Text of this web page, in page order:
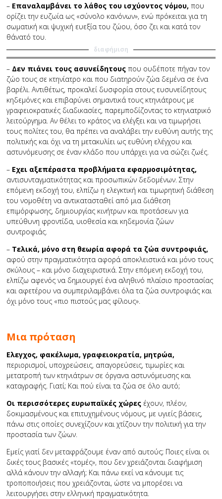
– Επαναλαμβάνει το λάθος του ισχύοντος νόμου, που
ορίζει την ευζωία ως «σύνολο κανόνων», ενώ πρόκειται για τη
σωματική και ψυχική ευεξία του ζώου, όσο ζει και κατά τον
θάνατό του.
διαφήμιση
– Δεν πιάνει τους ασυνείδητους που ουδέποτε πήγαν τον
ζώο τους σε κτηνίατρο και που διατηρούν ζώα δεμένα σε ένα
βαρέλι. Αντιθέτως, προκαλεί δυσφορία στους ευσυνείδητους
κηδεμόνες και επιβαρύνει σημαντικά τους κτηνιάτρους με
γραφειοκρατικές διαδικασίες, παρεμποδίζοντας το κτηνιατρικό
λειτούργημα. Αν θέλει το κράτος να ελέγξει και να τιμωρήσει
τους πολίτες του, θα πρέπει να αναλάβει την ευθύνη αυτής της
πολιτικής και όχι να τη μετακυλίει ως ευθύνη ελέγχου και
αστυνόμευσης σε έναν κλάδο που υπάρχει για να σώζει ζωές.
– Εχει αξεπέραστα προβλήματα εφαρμοσιμότητας,
αντισυνταγματικότητας και προσωπικών δεδομένων. Στην
επόμενη εκδοχή του, ελπίζω η ελεγκτική και τιμωρητική διάθεση
του νομοθέτη να αντικατασταθεί από μια διάθεση
επιμόρφωσης, δημιουργίας κινήτρων και προτάσεων για
υπεύθυνη φροντίδα, υιοθεσία και κηδεμονία ζώων
συντροφιάς.
– Τελικά, μόνο στη θεωρία αφορά τα ζώα συντροφιάς,
αφού στην πραγματικότητα αφορά αποκλειστικά και μόνο τους
σκύλους – και μόνο διαχειριστικά. Στην επόμενη εκδοχή του,
ελπίζω αφενός να δημιουργεί ένα αληθινό πλαίσιο προστασίας
και αφετέρου να συμπεριλαμβάνει όλα τα ζώα συντροφιάς και
όχι μόνο τους «πιο πιστούς μας φίλους».
Μια πρόταση
Ελεγχος, φακέλωμα, γραφειοκρατία, μητρώα,
περιορισμοί, υποχρεώσεις, απαγορεύσεις, τιμωρίες και
μετατροπή των κτηνιάτρων σε όργανα αστυνόμευσης και
καταγραφής. Γιατί; Και πού είναι τα ζώα σε όλο αυτό;
Οι περισσότερες ευρωπαϊκές χώρες έχουν, πλέον,
δοκιμασμένους και επιτυχημένους νόμους, με υγιείς βάσεις,
πάνω στις οποίες συνεχίζουν και χτίζουν την πολιτική για την
προστασία των ζώων.
Εμείς γιατί δεν μεταφράζουμε έναν από αυτούς; Ποιες είναι οι
δικές τους βασικές «τομές», που δεν χρειάζονται διαφήμιση
αλλά κάνουν την αλλαγή; Και πάνω εκεί να κάνουμε τις
τροποποιήσεις που χρειάζονται, ώστε να μπορέσει να
λειτουργήσει στην ελληνική πραγματικότητα.